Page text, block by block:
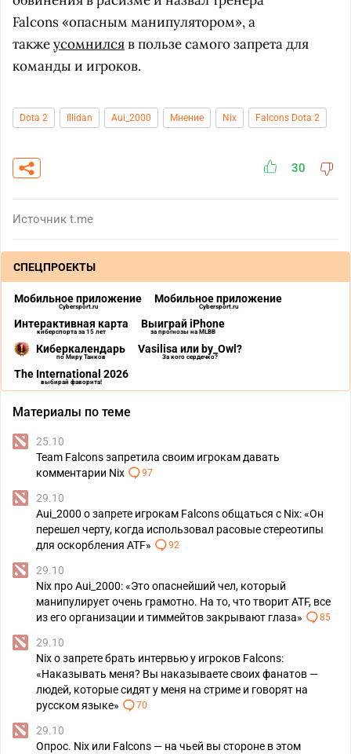
Falcons «опасным манипулятором», а
такжеусомнилсяв пользе самого запрета для
команды и игроков.
Dota 2 Illidan Aui_2000 Мнение Nix Falcons Dota 2
30
Источник t.me
СПЕЦПРОЕКТЫ
Мобильное приложение
Cybersport.ru
Мобильное приложение
Cybersport.ru
Интерактивная карта
киберспорта за 15 лет
Выиграй iPhone
за прогнозы на MLBB
Киберкалендарь
по Миру Танков
Vasilisa или by_Owl?
За кого сердечко?
The International 2026
выбирай фаворита!
Материалы по теме
25.10
Team Falcons запретила своим игрокам давать
комментарии Nix
97
29.10
Aui_2000 о запрете игрокам Falcons общаться с Nix: «Он
перешел черту, когда использовал расовые стереотипы
для оскорбления ATF»
92
29.10
Nix про Aui_2000: «Это опаснейший чел, который
манипулирует очень грамотно. На то, что творит ATF, все
из его организации и тиммейтов закрывают глаза»
85
29.10
Nix о запрете брать интервью у игроков Falcons:
«Наказывать меня? Вы наказываете своих фанатов —
людей, которые сидят у меня на стриме и говорят на
русском языке»
70
29.10
Опрос. Nix или Falcons — на чьей вы стороне в этом